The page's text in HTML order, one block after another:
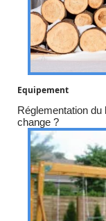
Equipement
Réglementation du
change ?